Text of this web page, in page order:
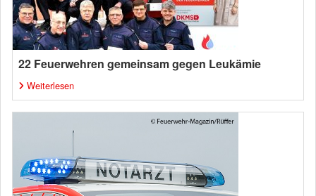
22 Feuerwehren gemeinsam gegen Leukämie
Weiterlesen